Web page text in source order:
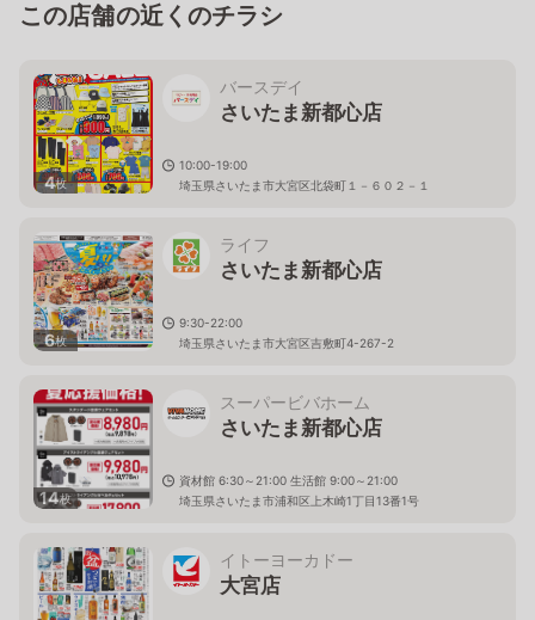
この店舗の近くのチラシ
4枚
バースデイ
さいたま新都心店
10:00-19:00
埼玉県さいたま市大宮区北袋町１－６０２－１
6枚
ライフ
さいたま新都心店
9:30-22:00
埼玉県さいたま市大宮区吉敷町4-267-2
14枚
スーパービバホーム
さいたま新都心店
資材館 6:30～21:00 生活館 9:00～21:00
埼玉県さいたま市浦和区上木崎1丁目13番1号
イトーヨーカドー
大宮店